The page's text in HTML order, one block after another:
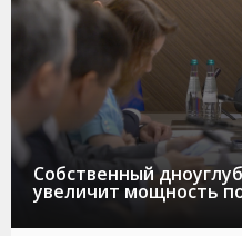
Собственный
увеличит мощность